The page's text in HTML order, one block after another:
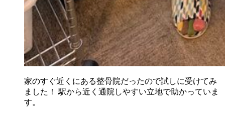
家のすぐ近くにある整骨院だったので試しに受けてみ
ました！ 駅から近く通院しやすい立地で助かっていま
す。